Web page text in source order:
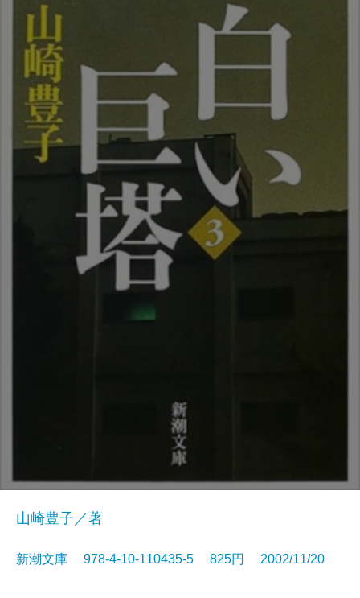
山崎豊子／著
新潮文庫 978-4-10-110435-5 825円 2002/11/20